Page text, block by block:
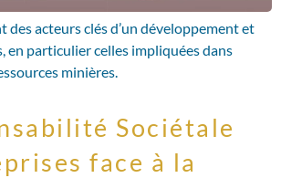
des acteurs clés d’un développement et
en particulier celles impliquées dans
minières.
Sociétale
face à la